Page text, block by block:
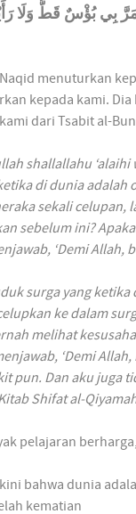
مَرَّ بِي بُؤْسٌ قَطُّ وَلَا
menuturkan
kepada kami.
dari Tsabit al-
shallallahu
di dunia adalah
sekali celupan,
sebelum ini?
‘Demi Allah,
surga yang
ke dalam
melihat
‘Demi
pun. Dan aku juga
Shifat al-
pelajaran
bahwa dunia
kematian